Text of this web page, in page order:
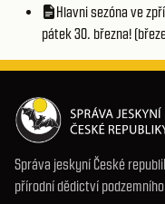
Hlavni sezóna ve
pátek 30. března!
Správa jeskyní České
přírodní dědictví